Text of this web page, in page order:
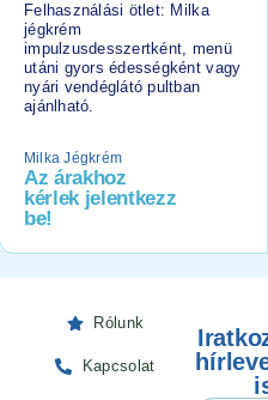
Felhasználási ötlet: Milka
jégkrém
impulzusdesszertként, menü
utáni gyors édességként vagy
nyári vendéglátó pultban
ajánlható.
Milka Jégkrém
Az árakhoz
kérlek jelentkezz
be!
Rólunk
Kapcsolat